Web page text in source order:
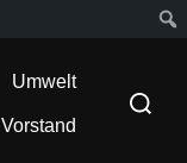
Umwelt
Vorstand
Suchen